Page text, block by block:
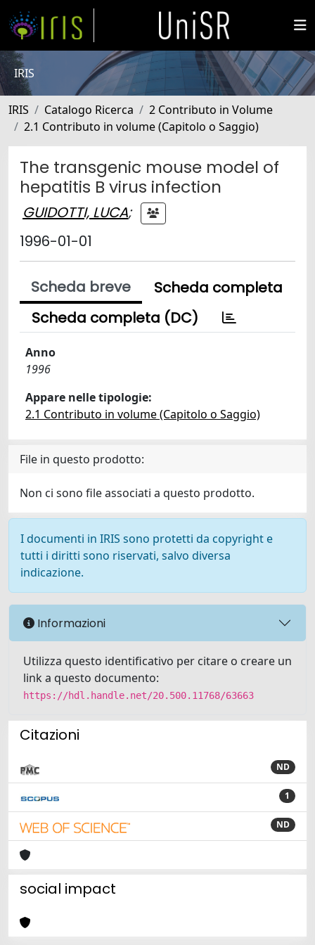
IRIS
IRIS Catalogo Ricerca
2 Contributo in Volume
2.1 Contributo in volume (Capitolo o Saggio)
The transgenic mouse model of
hepatitis B virus infection
GUIDOTTI, LUCA;
1996-01-01
Scheda breve
Scheda completa
Scheda completa (DC)
Anno
1996
Appare nelle tipologie:
2.1 Contributo in volume (Capitolo o Saggio)
File in questo prodotto:
Non ci sono file associati a questo prodotto.
I documenti in IRIS sono protetti da copyright e
tutti i diritti sono riservati, salvo diversa
indicazione.
Informazioni
Utilizza questo identificativo per citare o creare un
link a questo documento:
https://hdl.handle.net/20.500.11768/63663
Citazioni
ND
1
ND
social impact